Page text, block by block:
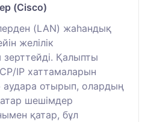
(Cisco)
(LAN) жаһандық
желілік
Қалыпты
IP хаттамаларын
аудара отырып, олардың
шешімдер
қатар, бұл